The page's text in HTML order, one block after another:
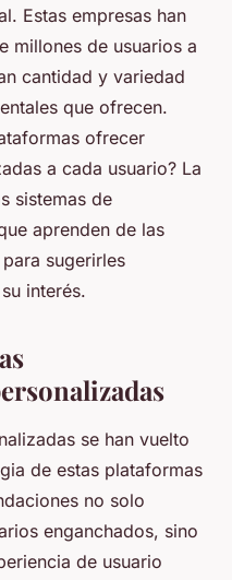
Estas empresas han
millones de usuarios a
cantidad y variedad
que ofrecen.
ofrecer
a cada usuario? La
sistemas de
aprenden de las
sugerirles
interés.
se han vuelto
de estas plataformas
no solo
enganchados, sino
de usuario